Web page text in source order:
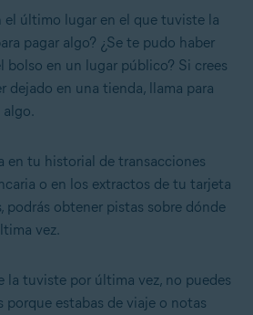
el último lugar en el que tuviste la
pagar algo? ¿Se te pudo haber
bolso en un lugar público? Si crees
dejado en una tienda, llama para
en tu historial de transacciones
o en los extractos de tu tarjeta
podrás obtener pistas sobre dónde
vez.
la tuviste por última vez, no puedes
porque estabas de viaje o notas